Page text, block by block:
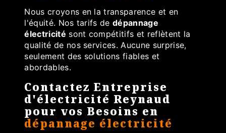
Nous croyons en la transparence et en
l'équité. Nos tarifs dedépannage
électricité sont compétitifs et reflètent la
qualité de nos services. Aucune surprise,
seulement des solutions fiables et
abordables.
Contactez Entreprise
d'électricité Reynaud
pour vos Besoins en
dépannage électricité